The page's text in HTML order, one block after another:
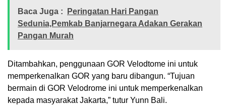
Baca Juga :
Peringatan Hari Pangan
Sedunia,Pemkab Banjarnegara Adakan Gerakan
Pangan Murah
Ditambahkan, penggunaan GOR Velodtome ini untuk
memperkenalkan GOR yang baru dibangun. “Tujuan
bermain di GOR Velodrome ini untuk memperkenalkan
kepada masyarakat Jakarta,” tutur Yunn Bali.